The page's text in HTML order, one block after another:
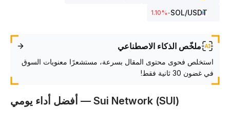
SOL/USDT
-1.10
%
ملخّص الذكاء الاصطناعي
استخلص فحوى محتوى المقال بسرعة، مستشعرًا معنويات السوق
في غضون 30 ثانية فقط!
أفضل أداء يومي — Sui Network (SUI)